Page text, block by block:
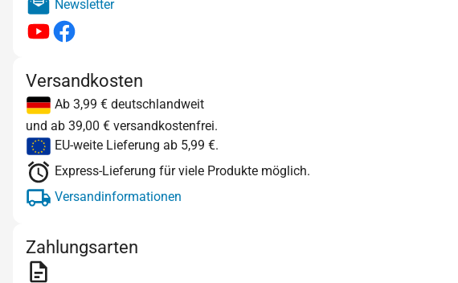
Newsletter
Versandkosten
Ab 3,99 € deutschlandweit
und ab 39,00 € versandkostenfrei.
EU-weite Lieferung ab 5,99 €.
Express-Lieferung für viele Produkte möglich.
Versandinformationen
Zahlungsarten